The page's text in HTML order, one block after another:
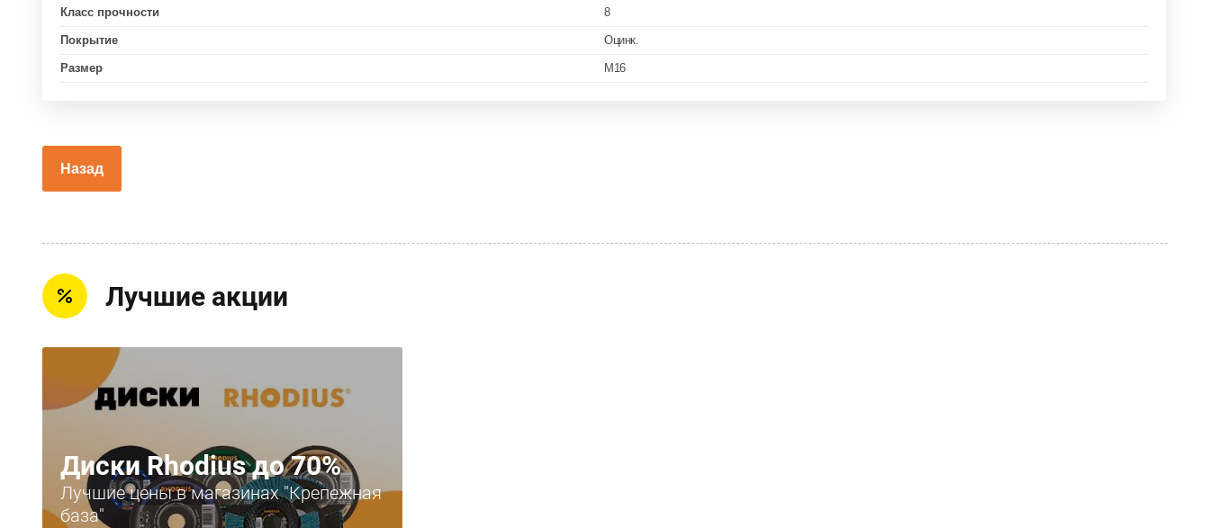
Класс прочности 8
Покрытие Оцинк.
Размер M16
Назад
Лучшие акции
Диски Rhodius до 70%
Лучшие цены в магазинах "Крепежная
база"